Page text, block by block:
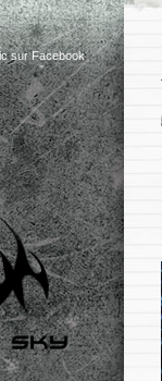
sur Facebook